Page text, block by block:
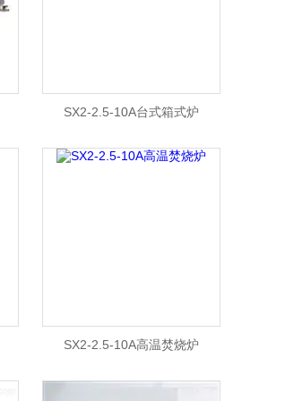
SX2-2.5-10A台式箱式炉
SX2-2.5-10A高温焚烧炉